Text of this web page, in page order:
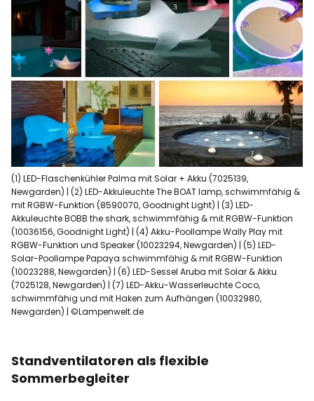
(1) LED-Flaschenkühler Palma mit Solar + Akku (7025139,
Newgarden) | (2) LED-Akkuleuchte The BOAT lamp, schwimmfähig &
mit RGBW-Funktion (8590070, Goodnight Light) | (3) LED-
Akkuleuchte BOBB the shark, schwimmfähig & mit RGBW-Funktion
(10036156, Goodnight Light) | (4) Akku-Poollampe Wally Play mit
RGBW-Funktion und Speaker (10023294, Newgarden) | (5) LED-
Solar-Poollampe Papaya schwimmfähig & mit RGBW-Funktion
(10023288, Newgarden) | (6) LED-Sessel Aruba mit Solar & Akku
(7025128, Newgarden) | (7) LED-Akku-Wasserleuchte Coco,
schwimmfähig und mit Haken zum Aufhängen (10032980,
Newgarden) | ©Lampenwelt.de
Standventilatoren als flexible
Sommerbegleiter